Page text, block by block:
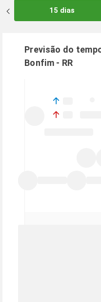
15 dias
Previsão do
Bonfim- RR